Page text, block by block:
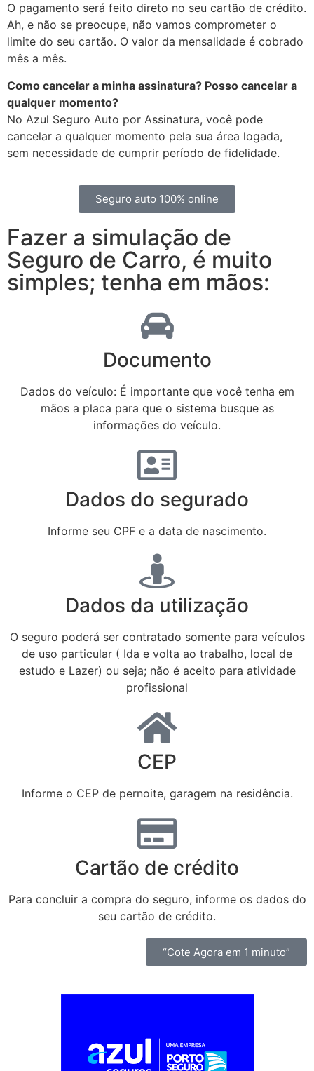
O pagamento será feito direto no seu cartão de crédito.
Ah, e não se preocupe, não vamos comprometer o
limite do seu cartão. O valor da mensalidade é cobrado
mês a mês.
Como cancelar a minha assinatura? Posso cancelar a
qualquer momento?
No Azul Seguro Auto por Assinatura, você pode
cancelar a qualquer momento pela sua área logada,
sem necessidade de cumprir período de fidelidade.
Seguro auto 100% online
Fazer a simulação de
Seguro de Carro, é muito
simples; tenha em mãos:
Documento
Dados do veículo: É importante que você tenha em
mãos a placa para que o sistema busque as
informações do veículo.
Dados do segurado
Informe seu CPF e a data de nascimento.
Dados da utilização
O seguro poderá ser contratado somente para veículos
de uso particular ( Ida e volta ao trabalho, local de
estudo e Lazer) ou seja; não é aceito para atividade
profissional
CEP
Informe o CEP de pernoite, garagem na residência.
Cartão de crédito
Para concluir a compra do seguro, informe os dados do
seu cartão de crédito.
“Cote Agora em 1 minuto”